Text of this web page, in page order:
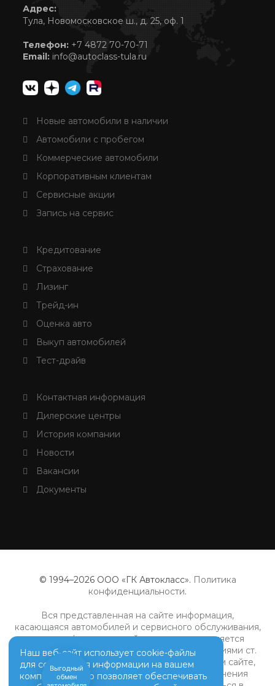
Адрес:
Тула, Новомосковское ш., д. 25, оф. 1
Телефон: +7 4872 70-70-71
Email: info@autoclass-tula.ru
Новые автомобили в наличии
Автомобили с пробегом
Коммерческие автомобили
Корпоративным клиентам
Сервисные акции
Запись на сервис
Кредитование
Страхование
Лизинг
Трейд-ин
Оценка авто
Выкуп автомобилей
Тест-драйв
Контактная информация
Дилерские центры
История компании
Новости
Вакансии
Документы
© 1994–2026 ООО «ГК Автокласс». Политика
конфиденциальности.
Вся представленная на сайте информация,
касающаяся автомобилей и сервисного обслуживания,
носит информационный характер и не является
публичной офертой, определяемой положениями ст.
437 (2) ГК РФ. Все цены, указанные на данном сайте,
носят информационный характер. Для получения
Наш веб-сайт использует cookie-файлы
для сохранения информации на вашем
компьютере. Это позволяет обеспечивать
Выгодный
обмен